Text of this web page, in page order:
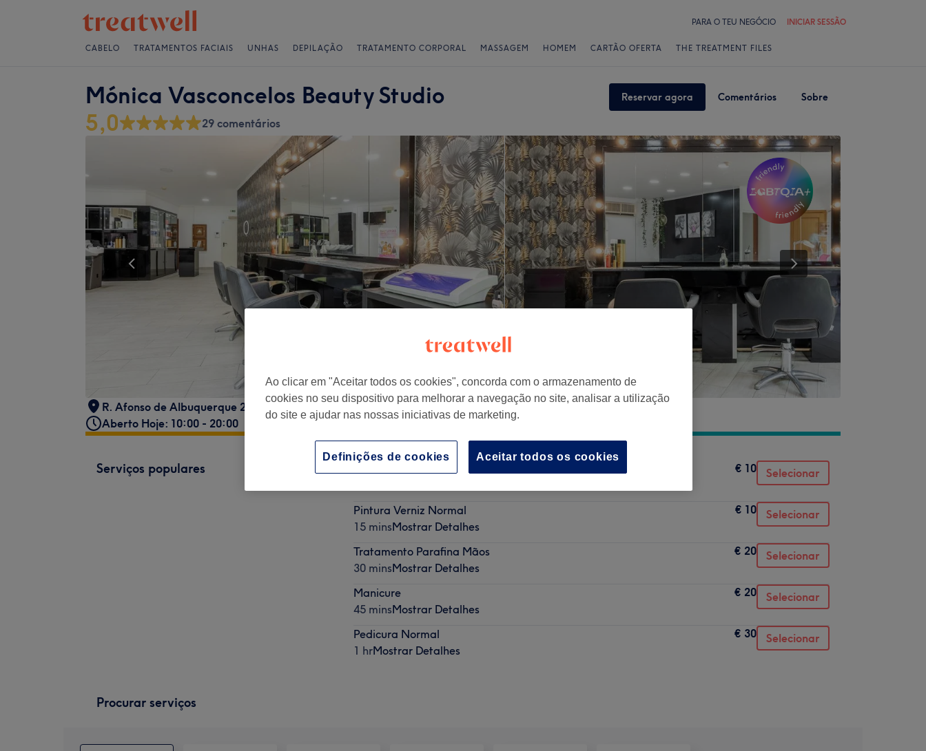
PARA O TEU NEGÓCIO INICIAR SESSÃO
CABELO TRATAMENTOS FACIAIS UNHAS DEPILAÇÃO TRATAMENTO CORPORAL MASSAGEM HOMEM CARTÃO OFERTA THE TREATMENT FILES
Mónica Vasconcelos Beauty Studio Reservar agora Comentários Sobre
5,0 29 comentários
R. Afonso de Albuquerque 2 loja 4, 2765-461 Estoril, Portugal
Aberto Hoje: 10:00 - 20:00
Serviços populares € 10 Selecionar
Pintura Verniz Normal
15 minsMostrar Detalhes
€ 10 Selecionar
Tratamento Parafina Mãos
30 minsMostrar Detalhes
€ 20 Selecionar
Manicure
45 minsMostrar Detalhes
€ 20 Selecionar
Pedicura Normal
1 hrMostrar Detalhes
€ 30 Selecionar
Procurar serviços
Ao clicar em "Aceitar todos os cookies", concorda com o armazenamento de
cookies no seu dispositivo para melhorar a navegação no site, analisar a utilização
do site e ajudar nas nossas iniciativas de marketing.
Aceitar todos os cookies
Definições de cookies